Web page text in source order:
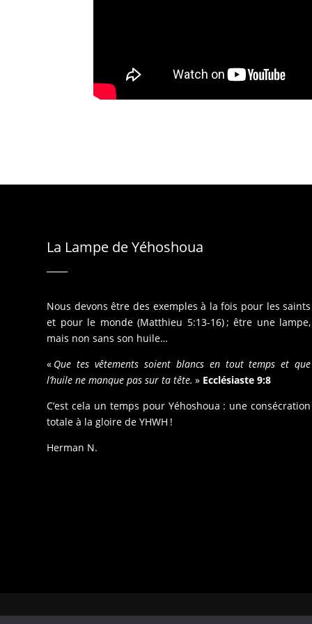
La Lampe de Yéhoshoua
Nous devons être des exemples à la fois pour les saints
et pour le monde (Matthieu 5:13-16) ; être une lampe,
mais non sans son huile…
« Que tes vêtements soient blancs en tout temps et que
l’huile ne manque pas sur ta tête. » Ecclésiaste 9:8
C’est cela un temps pour Yéhoshoua : une consécration
totale à la gloire de YHWH !
Herman N.
Copyrights © 2026. Tous droits réservés